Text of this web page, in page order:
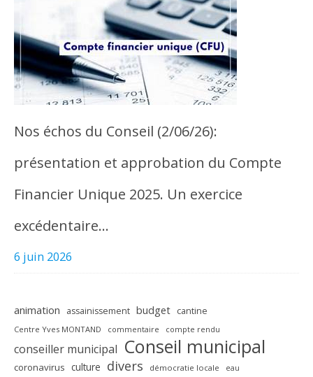
Nos échos du Conseil (2/06/26):
présentation et approbation du Compte
Financier Unique 2025. Un exercice
excédentaire…
6 juin 2026
animation assainissement budget cantine
Centre Yves MONTAND commentaire compte rendu
conseiller municipal Conseil municipal
coronavirus culture divers démocratie locale eau